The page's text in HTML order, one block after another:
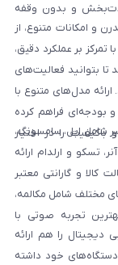
لذت‌بخش و بدون وقفه
و امکانات متنوع، از
بر عملکرد دقیق،
تا بتوانید فعالیت‌های
مدل‌های متنوع با
بودجه‌ای فراهم کرده
را در اختیار
شامل اپل، سامسونگ،
تسکو و ارلدام ارائه
و گارانتی معتبر
مختلف شامل مکالمه،
تجربه صوتی با
دیجیتال را هم ارائه
دستگاه‌های خود داشته